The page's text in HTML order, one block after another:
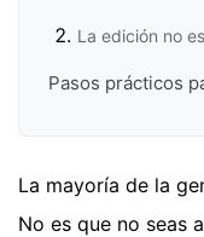
La edición no
Pasos prácticos
La mayoría de la
No es que no seas